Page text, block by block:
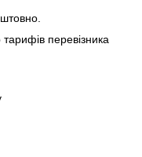
перевізника